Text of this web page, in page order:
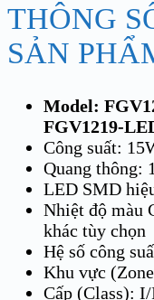
THÔNG
SẢN
Model:
FGV1219-
Công suất:
Quang thông:
LED SMD
Nhiệt độ màu
khác tùy chọn
Hệ số công
Khu vực
Cấp (Class):